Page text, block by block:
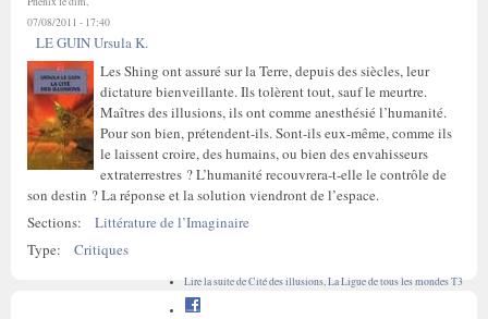
07/08/2011 - 17:40
LE GUIN Ursula K.
Les Shing ont assuré sur la Terre, depuis des siècles, leur
dictature bienveillante. Ils tolèrent tout, sauf le meurtre.
Maîtres des illusions, ils ont comme anesthésié l’humanité.
Pour son bien, prétendent-ils. Sont-ils eux-même, comme ils
le laissent croire, des humains, ou bien des envahisseurs
extraterrestres ? L’humanité recouvrera-t-elle le contrôle de
son destin ? La réponse et la solution viendront de l’espace.
Sections:
Littérature de l’Imaginaire
Type:
Critiques
Lire la suitede Cité des illusions, La Ligue de tous les mondes T3